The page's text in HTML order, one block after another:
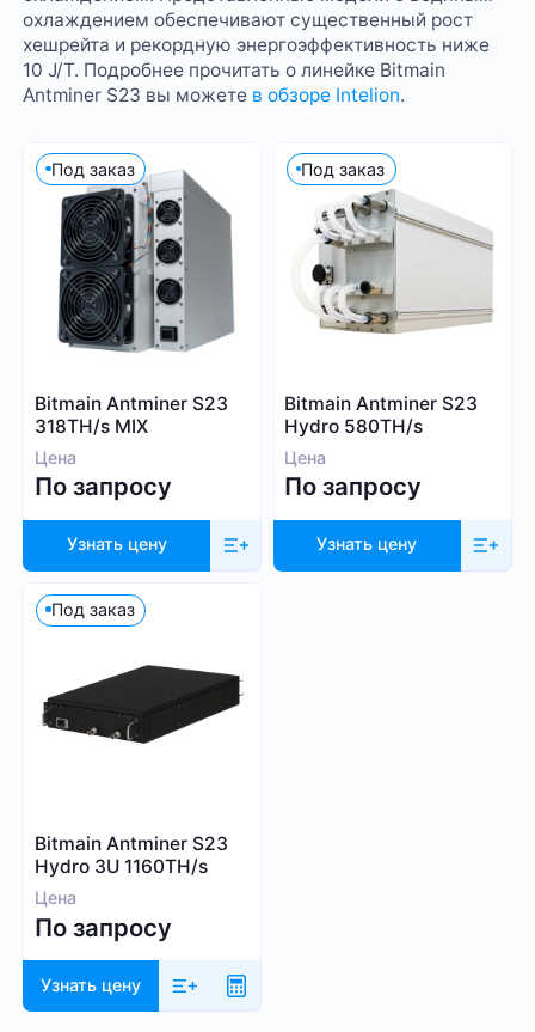
охлаждением обеспечивают существенный рост
хешрейта и рекордную энергоэффективность ниже
10 J/T. Подробнее прочитать о линейке Bitmain
Antminer S23 вы можете в обзоре Intelion.
Под заказ
Bitmain Antminer S23
318TH/s MIX
Цена
По запросу
Узнать цену
Под заказ
Bitmain Antminer S23
Hydro 580TH/s
Цена
По запросу
Узнать цену
Под заказ
Bitmain Antminer S23
Hydro 3U 1160TH/s
Цена
По запросу
Узнать цену